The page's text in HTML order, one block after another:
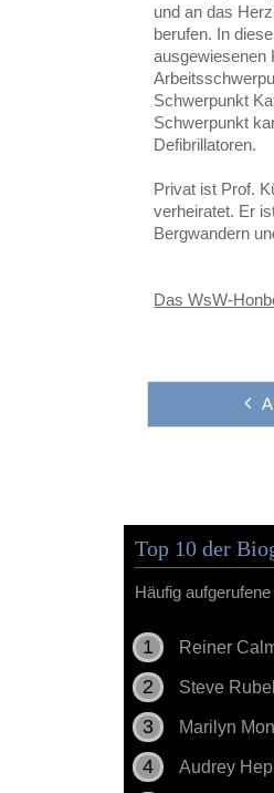
und an das
berufen. In
ausgewiesenen
Schwerpunkt
Schwerpunkt
Defibrillatoren.
Privat ist Prof.
verheiratet. Er
Bergwandern
Das WsW-
Top 10 der
Häufig
Reiner
Steve Rubell
Marilyn
Audrey